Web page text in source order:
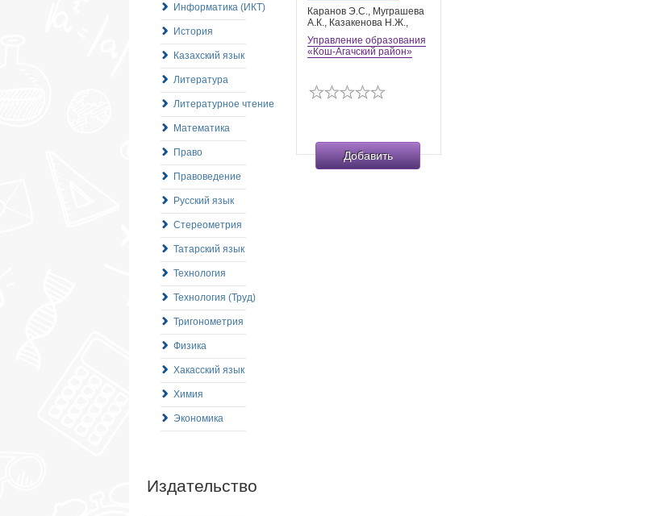
Информатика (ИКТ)
История
Казахский язык
Литература
Литературное чтение
Математика
Право
Правоведение
Русский язык
Стереометрия
Татарский язык
Технология
Технология (Труд)
Тригонометрия
Физика
Хакасский язык
Химия
Экономика
Издательство
Каранов Э.С., Муграшева
А.К., Казакенова Н.Ж.,
Управление образования
«Кош-Агачский район»
Добавить